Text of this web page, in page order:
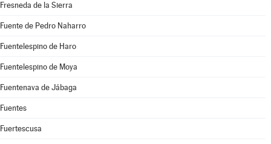
Fresneda de la Sierra
Fuente de Pedro Naharro
Fuentelespino de Haro
Fuentelespino de Moya
Fuentenava de Jábaga
Fuentes
Fuertescusa